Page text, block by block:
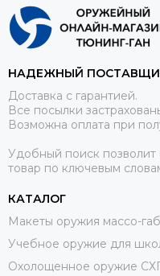
НАДЕЖНЫЙ
Доставка с гарантией.
Все посылки
Возможна оплата при
Удобный поиск
товар по ключевым
КАТАЛОГ
Макеты оружия массо-
Учебное оружие для
Охолощенное оружие